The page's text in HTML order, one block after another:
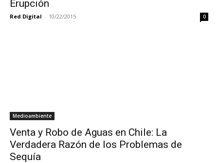
Erupción
Red Digital - 10/22/2015 0
Medioambiente
Venta y Robo de Aguas en Chile: La
Verdadera Razón de los Problemas de
Sequía